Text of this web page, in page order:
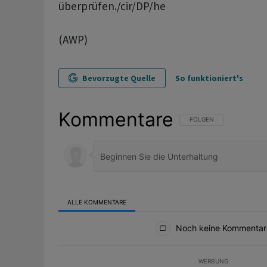
überprüfen./cir/DP/he
(AWP)
Bevorzugte Quelle So funktioniert's
Kommentare FOLGE DIESER
FOLGEN
ALLE KOMMENTARE
Noch keine
WERBUNG